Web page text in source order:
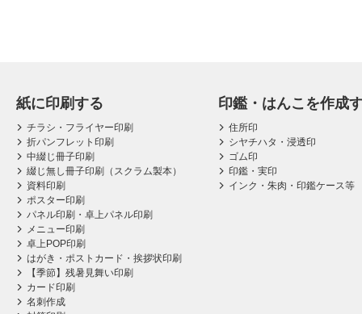
紙に印刷する
チラシ・フライヤー印刷
折パンフレット印刷
中綴じ冊子印刷
綴じ無し冊子印刷（スクラム製本）
資料印刷
ポスター印刷
パネル印刷・卓上パネル印刷
メニュー印刷
卓上POP印刷
はがき・ポストカード・挨拶状印刷
【季節】残暑見舞い印刷
カード印刷
名刺作成
印鑑・はんこを作成
住所印
シヤチハタ・浸透印
ゴム印
印鑑・実印
インク・朱肉・印鑑ケース等